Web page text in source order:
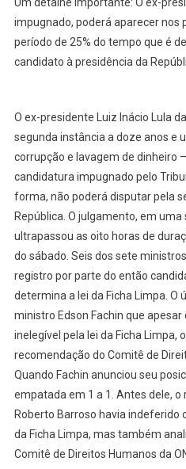
Um detalhe importante: O ex-
impugnado, poderá aparecer nos
período de 25% do tempo que é
candidato à presidência da
O ex-presidente Luiz Inácio Lula
segunda instância a doze anos e
corrupção e lavagem de dinheiro
candidatura impugnado pelo
forma, não poderá disputar pela
República. O julgamento, em
ultrapassou as oito horas de
do sábado. Seis dos sete
registro por parte do então
determina a lei da Ficha Limpa. O
ministro Edson Fachin que
inelegível pela lei da Ficha Limpa,
recomendação do Comitê de
Quando Fachin anunciou seu
empatada em 1 a 1. Antes dele, o
Roberto Barroso havia indeferido
da Ficha Limpa, mas também
Comitê de Direitos Humanos da